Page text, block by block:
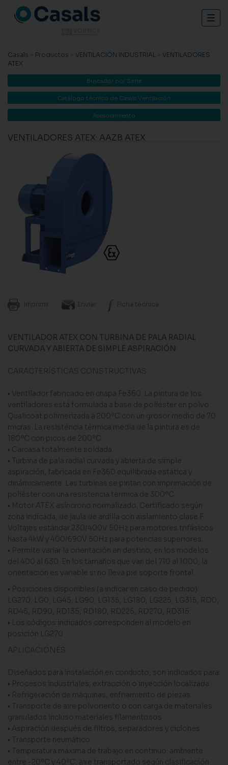
Casals > Productos > VENTILACIÓN INDUSTRIAL > VENTILADORES
ATEX
Buscador por Serie
Catálogo técnico de Casals Ventilación
Asesoramiento
VENTILADORES ATEX: AAZB ATEX
Imprimir Enviar Ficha técnica
VENTILADOR ATEX CON TURBINA DE PALA RADIAL
CURVADA Y ABIERTA DE SIMPLE ASPIRACIÓN
CARACTERÍSTICAS CONSTRUCTIVAS
• Ventilador fabricado en chapa Fe360. La pintura de los
ventiladores está formulada a base de poliéster en polvo
Qualicoat polimerizada a 200ºC con un grosor medio de 70
micras. La resisténcia térmica media de la pintura es de
180ºC con picos de 200ºC.
• Carcasa totalmente soldada.
• Turbina de pala radial curvada y abierta de simple
aspiración, fabricada en Fe360 equilibrada estática y
dinámicamente. Las turbinas se pintan con imprimación de
poliéster con una resistencia térmica de 300ºC.
• Motor ATEX asíncrono normalizado. Certificado según
zona indicada, de jaula de ardilla con aislamiento clase F.
Voltajes estándar 230/400V 50Hz para motores trifásicos
hasta 4kW y 400/690V 50Hz para potencias superiores.
• Permite variar la orientación en destino, en los modelos
del 400 al 630. En los tamaños que van del 710 al 1000, la
orientación es variable si no lleva pie soporte frontal.
• Posiciones disponibles (a indicar en caso de pedido):
LG270, LG0, LG45, LG90, LG135, LG180, LG225, LG315, RD0,
RD45, RD90, RD135, RD180, RD225, RD270, RD315.
• Los códigos indicados corresponden al modelo en
posición LG270
APLICACIONES
Diseñados para instalación en conducto, son indicados para:
• Procesos industriales, extracción o inyección localizada.
• Refrigeración de máquinas, enfriamiento de piezas.
• Transporte de aire polvoriento o con carga de materiales
granulados incluso materiales filamentosos
• Aspiración después de filtros, separadores y ciclones.
• Transporte neumático.
• Temperatura máxima de trabajo en continuo: ambiente
entre -20ºC y 40ºC, aire transportado según clasificación